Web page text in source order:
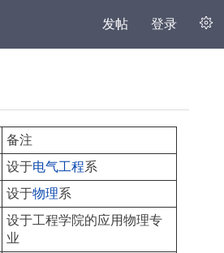
发帖 登录
备注
设于电气工程系
设于物理系
设于工程学院的应用物理专
业